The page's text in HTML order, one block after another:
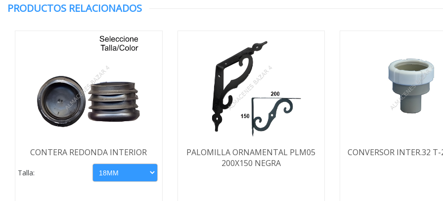
PRODUCTOS RELACIONADOS
CONTERA REDONDA INTERIOR
Talla:
PALOMILLA ORNAMENTAL PLM05
200X150 NEGRA
CONVERSOR INTER.32